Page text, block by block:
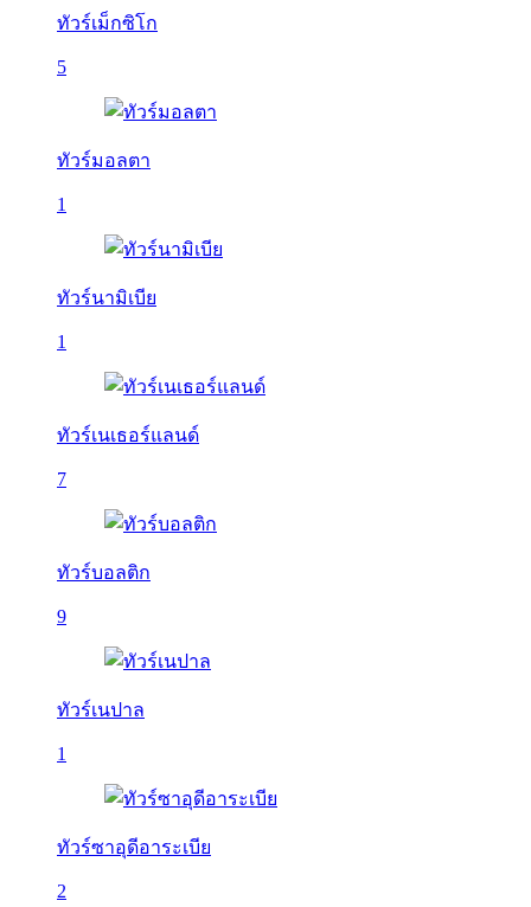
ทัวร์เม็กซิโก
5
ทัวร์มอลตา
1
ทัวร์นามิเบีย
1
ทัวร์เนเธอร์แลนด์
7
ทัวร์บอลติก
9
ทัวร์เนปาล
1
ทัวร์ซาอุดีอาระเบีย
2